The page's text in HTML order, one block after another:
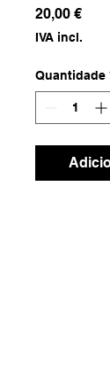
20,00 €
IVA incl.
Quantidade